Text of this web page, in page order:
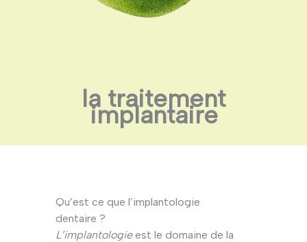
la traitement
implantaire
Qu’est ce que l’implantologie
dentaire ?
L’implantologieest le domaine de la